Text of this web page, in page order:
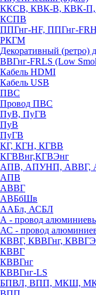
ККСВ, КВК-В, КВК-
КСПВ
ППГнг-HF, ППГнг-
РКГМ
Декоративный (ретро)
ВВГнг-FRLS (Low
Кабель HDMI
Кабель USB
ПВС
Провод ПВС
ПуВ, ПуГВ
ПуВ
ПуГВ
КГ, КГН, КГВВ
КГВВнг,КГВЭнг
АПВ, АПУНП, АВВГ,
АПВ
АВВГ
АВБбШв
ААБл, АСБЛ
А - провод
АС - провод
КВВГ, КВВГнг,
КВВГ
КВВГнг
КВВГнг-LS
БПВЛ, ВПП, МКШ,